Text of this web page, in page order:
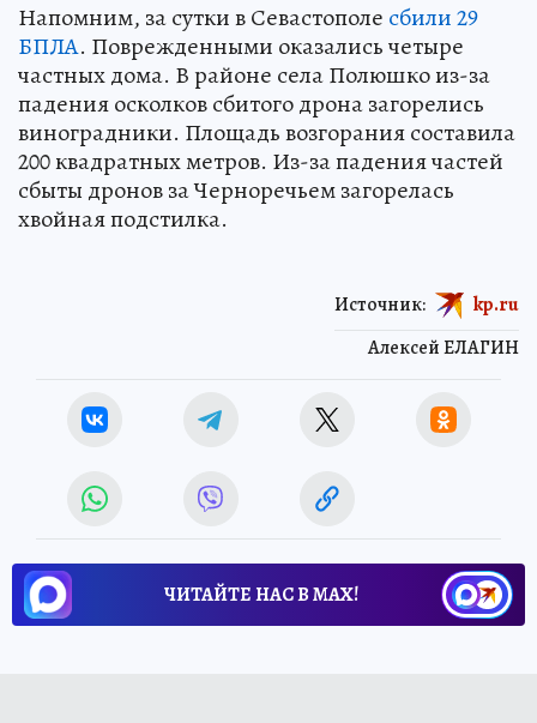
Напомним, за сутки в Севастополе сбили 29
БПЛА. Поврежденными оказались четыре
частных дома. В районе села Полюшко из-за
падения осколков сбитого дрона загорелись
виноградники. Площадь возгорания составила
200 квадратных метров. Из-за падения частей
сбыты дронов за Черноречьем загорелась
хвойная подстилка.
Алексей ЕЛАГИН
Источник: kp.ru
ЧИТАЙТЕ НАС В МАХ!